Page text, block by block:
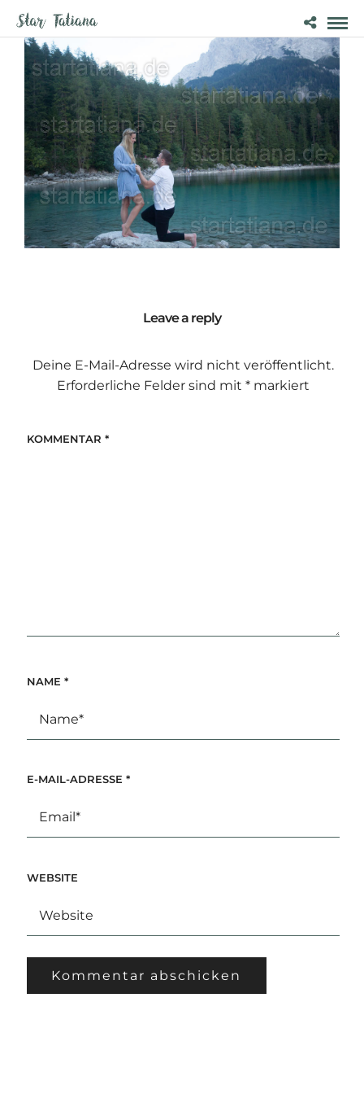
Leave a reply
Deine E-Mail-Adresse wird nicht veröffentlicht.
Erforderliche Felder sind mit *markiert
KOMMENTAR *
NAME *
E-MAIL-ADRESSE *
WEBSITE